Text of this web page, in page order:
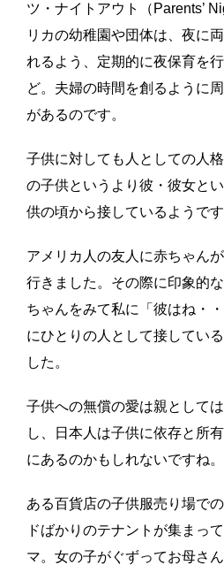
ツ ・ ナイト アウト（Parents’
リカの幼稚園や団体は、夜に
れるよう、定期的に夜保育を
ど。夫婦の時間を創るように
があるのです。
子供に対しても人としての人
の子供というより彼・彼女と
供の頃から接しているようです
アメリカ人の友人に赤ちゃん
行きました。その際に印象的
ちゃんをみて私に「彼はね・
にひとりの人として接してい
した。
子供への無償の愛は親として
し、日本人は子供に依存と所
にあるのかもしれないですね。
ある百貨店の子供服売り場で
ドばかりのテナントが集まっ
マ。女の子がぐずってお母さ